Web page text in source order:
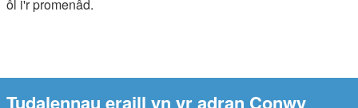
ôl i'r promenâd.
Tudalennau eraill yn yr adran Conwy